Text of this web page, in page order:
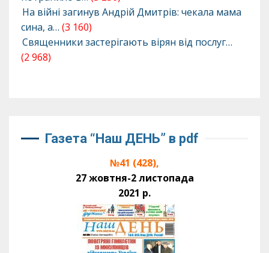
На війні загинув Андрій Дмитрів: чекала мама
сина, а… (3 160)
Священники застерігають вірян від послуг…
(2 968)
Газета “Наш ДЕНЬ” в pdf
№41 (428),
27 жовтня-2 листопада
2021 р.